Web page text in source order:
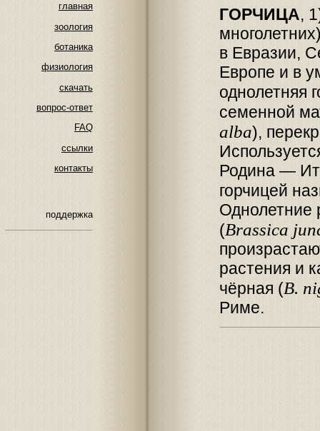
главная
зоология
ботаника
физиология
скачать
вопрос-ответ
FAQ
ссылки
контакты
поддержка
ГОРЧИЦА,
в Евразии,
Европе и в
однолетняя
семенной
alba),
Родина —
горчицей
Однолетние
(Brassica
растения и
чёрная (B.
Риме.